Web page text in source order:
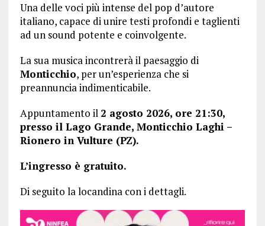
Una delle voci più intense del pop d’autore
italiano, capace di unire testi profondi e taglienti
ad un sound potente e coinvolgente.
La sua musica incontrerà il paesaggio di
Monticchio, per un’esperienza che si
preannuncia indimenticabile.
Appuntamento il 2 agosto 2026, ore 21:30,
presso il Lago Grande, Monticchio Laghi –
Rionero in Vulture (PZ).
L’ingresso è gratuito.
Di seguito la locandina con i dettagli.